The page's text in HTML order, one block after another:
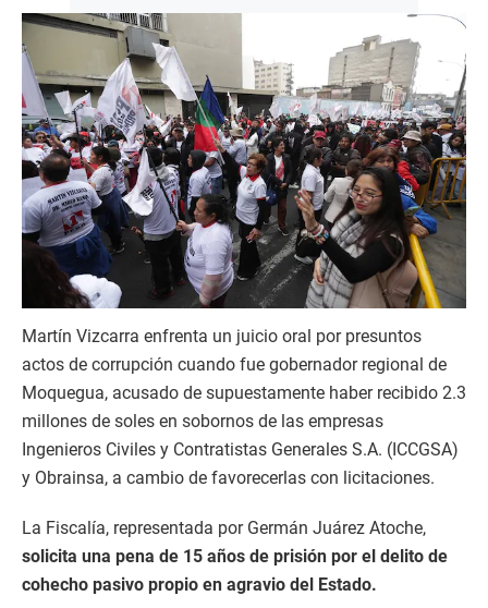
Martín Vizcarra enfrenta un juicio oral por presuntos
actos de corrupción cuando fue gobernador regional de
Moquegua, acusado de supuestamente haber recibido 2.3
millones de soles en sobornos de las empresas
Ingenieros Civiles y Contratistas Generales S.A. (ICCGSA)
y Obrainsa, a cambio de favorecerlas con licitaciones.
La Fiscalía, representada por Germán Juárez Atoche,
solicita una pena de 15 años de prisión por el delito de
cohecho pasivo propio en agravio del Estado.